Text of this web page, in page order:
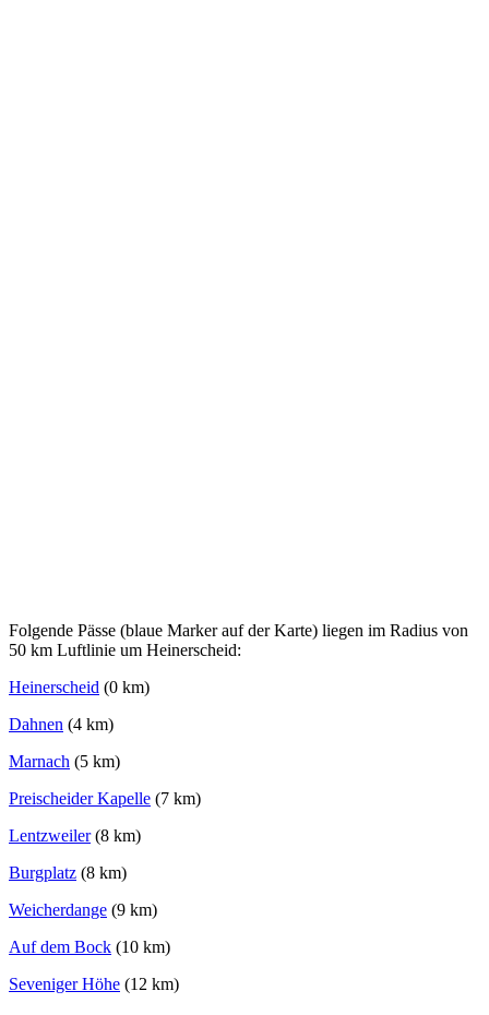
Folgende Pässe (blaue Marker auf der Karte) liegen im Radius von
50 km Luftlinie um Heinerscheid:
Heinerscheid (0 km)
Dahnen (4 km)
Marnach (5 km)
Preischeider Kapelle (7 km)
Lentzweiler(8 km)
Burgplatz (8 km)
Weicherdange (9 km)
Auf dem Bock (10 km)
Seveniger Höhe (12 km)